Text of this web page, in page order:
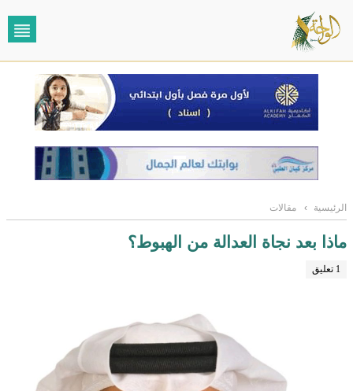
الرئيسية › مقالات
ماذا بعد نجاة العدالة من الهبوط؟
1 تعليق